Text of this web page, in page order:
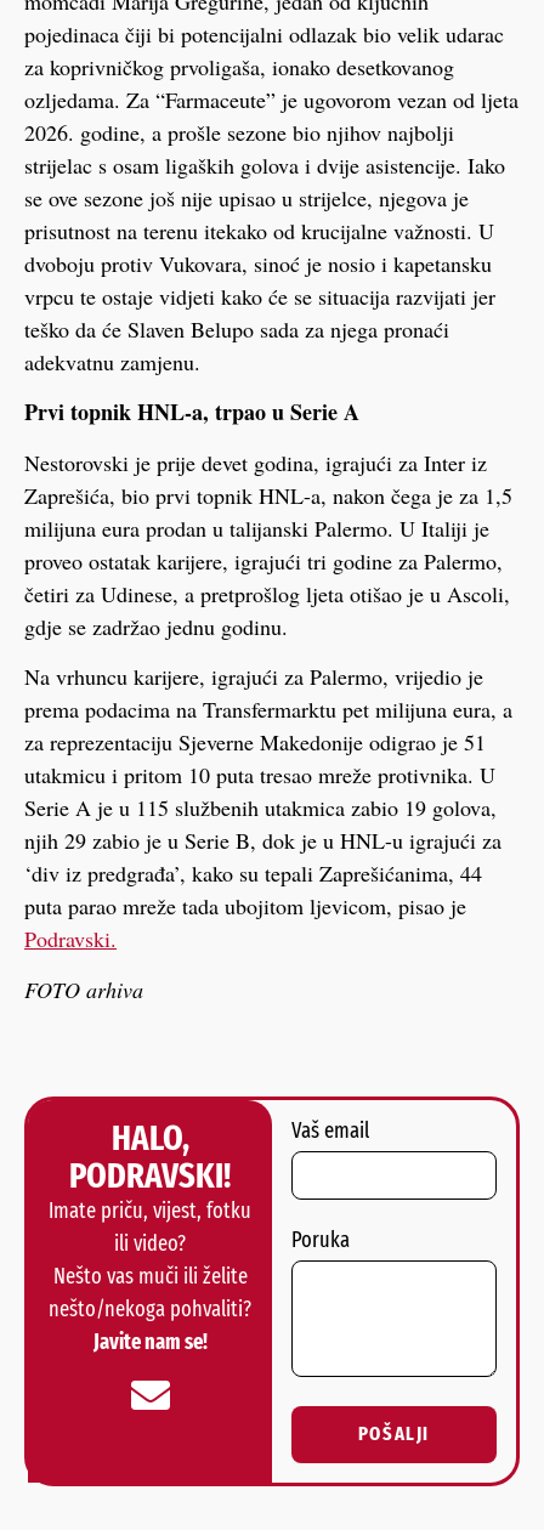
pojedinaca čiji bi potencijalni odlazak bio velik udarac
za koprivničkog prvoligaša, ionako desetkovanog
ozljedama. Za “Farmaceute” je ugovorom vezan od ljeta
2026. godine, a prošle sezone bio njihov najbolji
strijelac s osam ligaških golova i dvije asistencije. Iako
se ove sezone još nije upisao u strijelce, njegova je
prisutnost na terenu itekako od krucijalne važnosti. U
dvoboju protiv Vukovara, sinoć je nosio i kapetansku
vrpcu te ostaje vidjeti kako će se situacija razvijati jer
teško da će Slaven Belupo sada za njega pronaći
adekvatnu zamjenu.
Prvi topnik HNL-a, trpao u Serie A
Nestorovski je prije devet godina, igrajući za Inter iz
Zaprešića, bio prvi topnik HNL-a, nakon čega je za 1,5
milijuna eura prodan u talijanski Palermo. U Italiji je
proveo ostatak karijere, igrajući tri godine za Palermo,
četiri za Udinese, a pretprošlog ljeta otišao je u Ascoli,
gdje se zadržao jednu godinu.
Na vrhuncu karijere, igrajući za Palermo, vrijedio je
prema podacima na Transfermarktu pet milijuna eura, a
za reprezentaciju Sjeverne Makedonije odigrao je 51
utakmicu i pritom 10 puta tresao mreže protivnika. U
Serie A je u 115 službenih utakmica zabio 19 golova,
njih 29 zabio je u Serie B, dok je u HNL-u igrajući za
‘div iz predgrađa’, kako su tepali Zaprešićanima, 44
puta parao mreže tada ubojitom ljevicom, pisao je
Podravski.
FOTO arhiva
HALO,
PODRAVSKI!
Imate priču, vijest, fotku
ili video?
Nešto vas muči ili želite
nešto/nekoga pohvaliti?
Javite nam se!
Vaš email
Poruka
POŠALJI
Alternative: